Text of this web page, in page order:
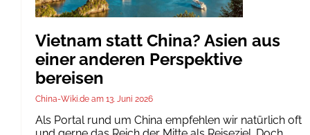
Vietnam statt China? Asien aus
einer anderen Perspektive
bereisen
China-Wiki.de 13. Juni 2026
Als Portal rund um China empfehlen wir natürlich oft